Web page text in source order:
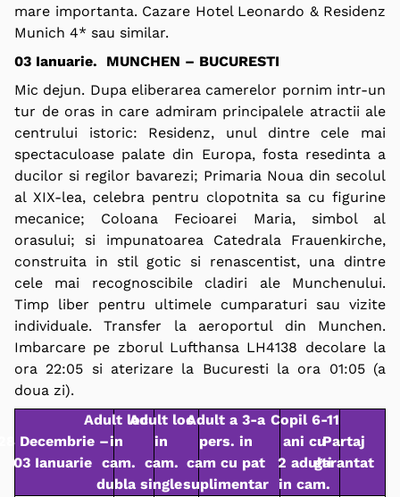
mare importanta. Cazare Hotel Leonardo & Residenz
Munich 4* sau similar.
03 Ianuarie. MUNCHEN – BUCURESTI
Mic dejun. Dupa eliberarea camerelor pornim intr-un
tur de oras in care admiram principalele atractii ale
centrului istoric: Residenz, unul dintre cele mai
spectaculoase palate din Europa, fosta resedinta a
ducilor si regilor bavarezi; Primaria Noua din secolul
al XIX-lea, celebra pentru clopotnita sa cu figurine
mecanice; Coloana Fecioarei Maria, simbol al
orasului; si impunatoarea Catedrala Frauenkirche,
construita in stil gotic si renascentist, una dintre
cele mai recognoscibile cladiri ale Munchenului.
Timp liber pentru ultimele cumparaturi sau vizite
individuale. Transfer la aeroportul din Munchen.
Imbarcare pe zborul Lufthansa LH4138 decolare la
ora 22:05 si aterizare la Bucuresti la ora 01:05 (a
doua zi).
Decembrie –
03 Ianuarie
Adult loc
in
cam.
dubla
Adult loc
in
cam.
single
Adult a 3-a
pers. in
cam cu pat
suplimentar
Copil 6-11
ani cu
2 adulti
in cam.
Partaj
garantat